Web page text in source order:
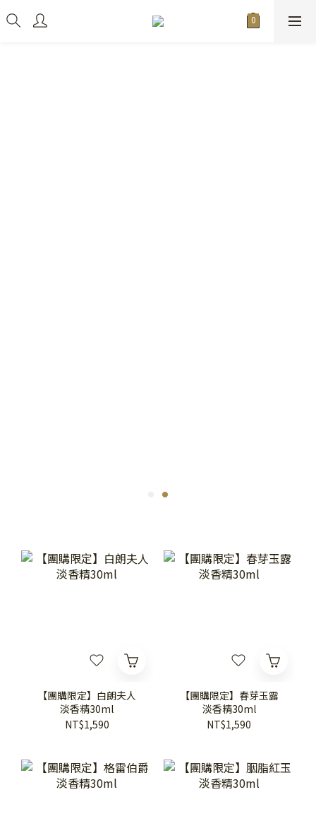
【團購限定】白朗夫人
淡香精30ml
NT$1,590
【團購限定】春芽玉露
淡香精30ml
NT$1,590